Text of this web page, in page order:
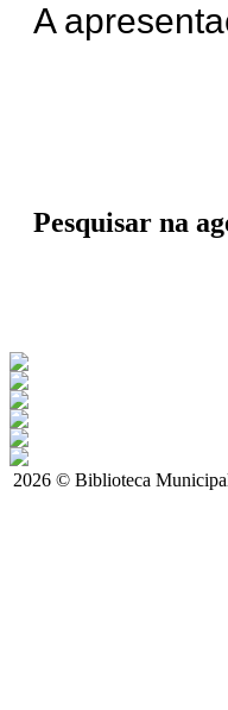
A
Pesquisar na
2026 © Biblioteca